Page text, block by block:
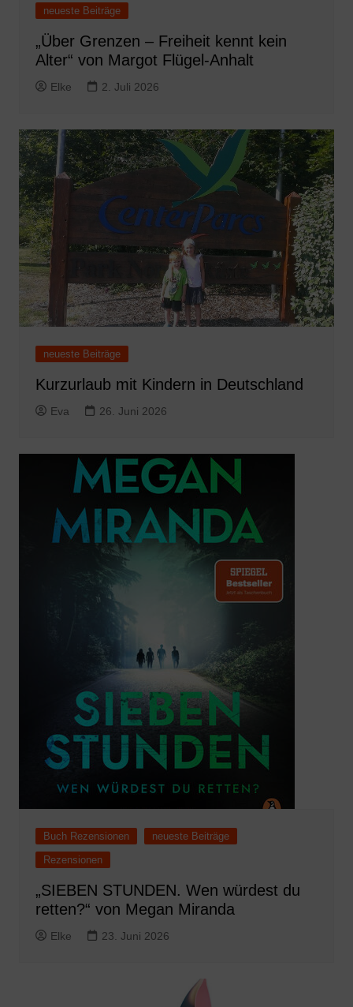
neueste Beiträge
„Über Grenzen – Freiheit kennt kein
Alter“ von Margot Flügel-Anhalt
Elke 2. Juli 2026
neueste Beiträge
Kurzurlaub mit Kindern in Deutschland
Eva 26. Juni 2026
Buch Rezensionen
neueste Beiträge
Rezensionen
„SIEBEN STUNDEN. Wen würdest du
retten?“ von Megan Miranda
Elke 23. Juni 2026